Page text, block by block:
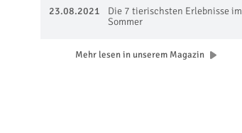
23.08.2021
Die 7 tierischsten Erlebnisse im
Sommer
Mehr lesen in unserem Magazin